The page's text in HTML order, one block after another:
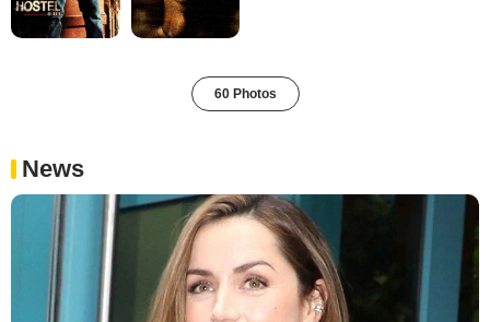
60 Photos
News